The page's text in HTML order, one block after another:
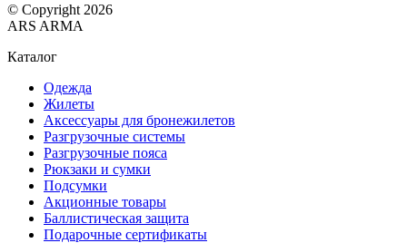
© Copyright 2026
ARS ARMA
Каталог
Одежда
Жилеты
Аксессуары для бронежилетов
Разгрузочные системы
Разгрузочные пояса
Рюкзаки и сумки
Подсумки
Акционные товары
Баллистическая защита
Подарочные сертификаты